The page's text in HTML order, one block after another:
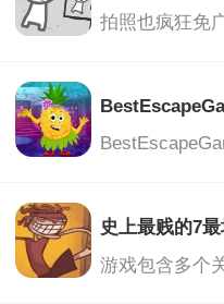
史上最贱的7